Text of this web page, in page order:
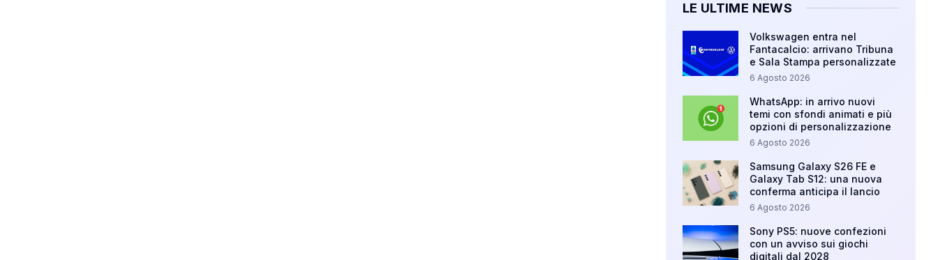
LE ULTIME NEWS
Volkswagen entra nel
Fantacalcio: arrivano Tribuna
e Sala Stampa personalizzate
6 Agosto 2026
WhatsApp: in arrivo nuovi
temi con sfondi animati e più
opzioni di personalizzazione
6 Agosto 2026
Samsung Galaxy S26 FE e
Galaxy Tab S12: una nuova
conferma anticipa il lancio
6 Agosto 2026
Sony PS5: nuove confezioni
con un avviso sui giochi
digitali dal 2028